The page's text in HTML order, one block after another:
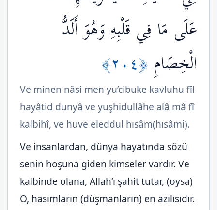
عَلَى مَا فِي قَلْبِهِ وَهُوَ أَلَدُّ
الْخِصَامِ ﴿٢٠٤﴾
Ve minen nâsi men yu’cibuke kavluhu fîl
hayâtid dunyâ ve yuşhidullâhe alâ mâ fî
kalbihî, ve huve eleddul hısâm(hısâmi).
Ve insanlardan, dünya hayatında sözü
senin hoşuna giden kimseler vardır. Ve
kalbinde olana, Allah’ı şahit tutar, (oysa)
O, hasımların (düşmanların) en azılısıdır.